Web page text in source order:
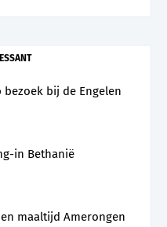
bezoek bij de Engelen
in Bethanië
maaltijd Amerongen